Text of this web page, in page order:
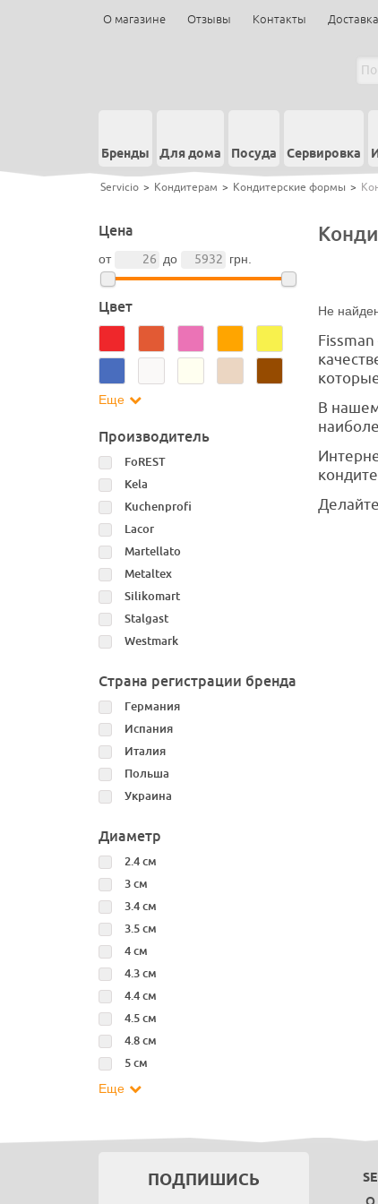
О магазине Отзывы Контакты
Бренды Для дома Посуда Сервировка
Servicio > Кондитерам > Кондитерские формы >
Цена
от до грн.
Цвет
Еще
Производитель
FoREST
Kela
Kuchenprofi
Lacor
Martellato
Metaltex
Silikomart
Stalgast
Westmark
Страна регистрации бренда
Германия
Испания
Италия
Польша
Украина
Диаметр
2.4 см
3 см
3.4 см
3.5 см
4 см
4.3 см
4.4 см
4.5 см
4.8 см
5 см
Еще
Не
В
ПОДПИШИСЬ